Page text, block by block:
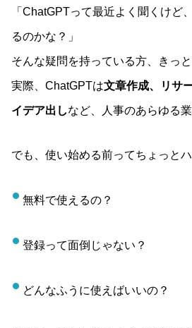
「ChatGPTって最近よく聞くけど
るのかな？」
そんな疑問を持っている方、きっ
実際、ChatGPTは文章作成、リサ
イデア出しなど、人事のあらゆる
でも、使い始める前ってちょっと
無料で使えるの？
登録って面倒じゃない？
どんなふうに使えばいいの？